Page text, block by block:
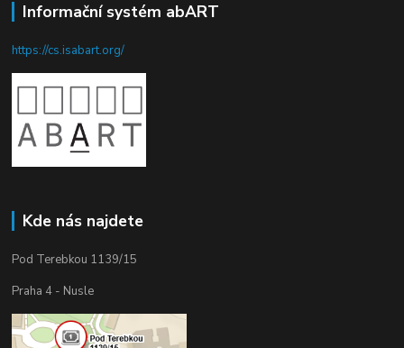
Informační systém abART
https://cs.isabart.org/
Kde nás najdete
Pod Terebkou 1139/15
Praha 4 - Nusle